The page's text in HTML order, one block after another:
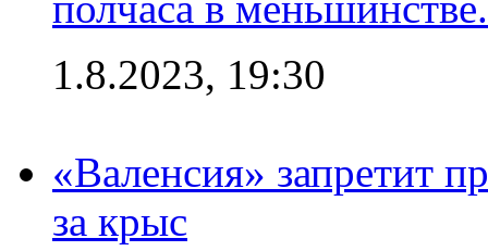
1.8.2023, 19:30
«Валенсия» запретит
за крыс